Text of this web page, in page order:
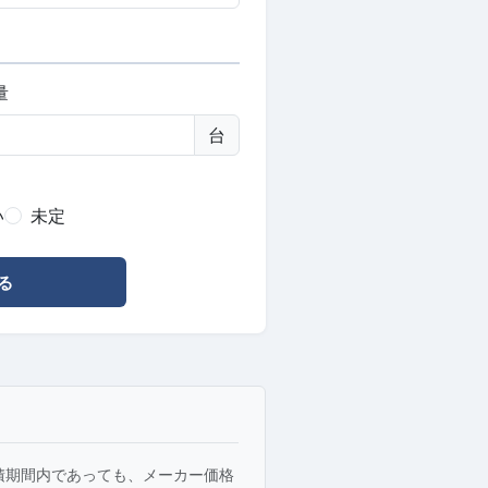
台
未定
間内であっても、メーカー価格